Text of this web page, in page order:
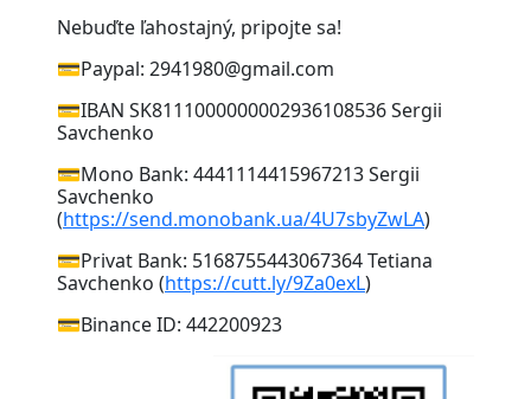
Nebuďte ľahostajný, pripojte sa!
💳Paypal: 2941980@gmail.com
💳IBAN SK8111000000002936108536 Sergii
Savchenko
💳Mono Bank: 4441114415967213 Sergii
Savchenko
(https://send.monobank.ua/4U7sbyZwLA)
💳Privat Bank: 5168755443067364 Tetiana
Savchenko (https://cutt.ly/9Za0exL)
💳Binance ID: 442200923